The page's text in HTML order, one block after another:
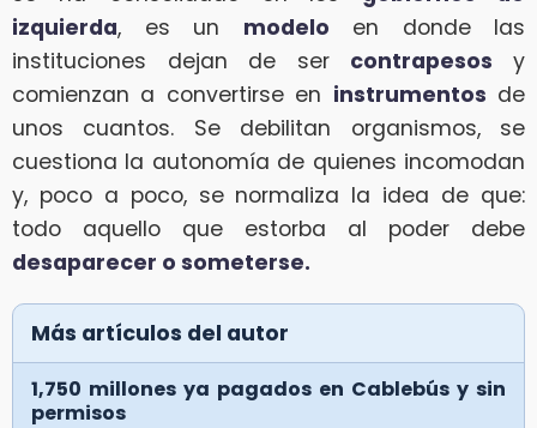
izquierda, es un modelo en donde las
instituciones dejan de ser contrapesosy
comienzan a convertirse en instrumentos de
unos cuantos. Se debilitan organismos, se
cuestiona la autonomía de quienes incomodan
y, poco a poco, se normaliza la idea de que:
todo aquello que estorba al poder debe
desaparecer o someterse.
Más artículos del autor
1,750 millones ya pagados en Cablebús y sin
permisos